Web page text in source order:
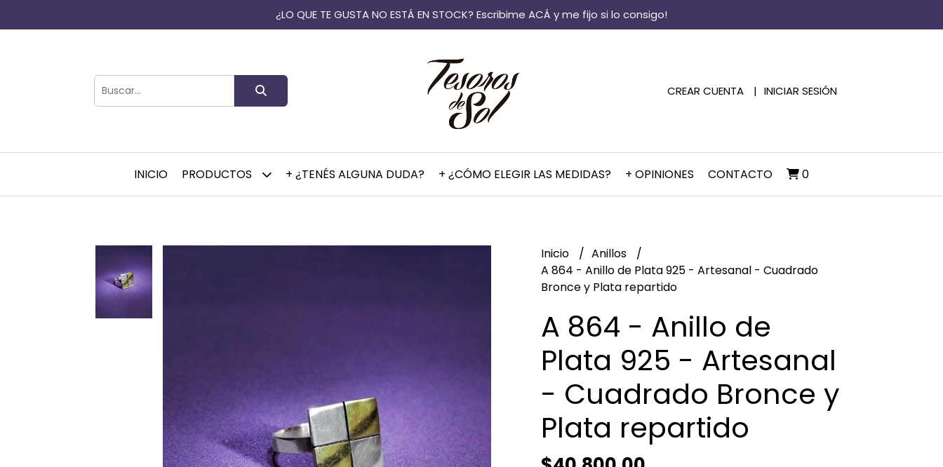
¿LO QUE TE GUSTA NO ESTÁ EN STOCK? Escribime ACÁ y me fijo si lo consigo!
CREAR CUENTA INICIAR SESIÓN
INICIO PRODUCTOS + ¿TENÉS ALGUNA DUDA? + ¿CÓMO ELEGIR LAS MEDIDAS? + OPINIONES CONTACTO 0
Inicio
Anillos
A 864 - Anillo de Plata 925 - Artesanal - Cuadrado
Bronce y Plata repartido
A 864 - Anillo de
Plata 925 - Artesanal
- Cuadrado Bronce y
Plata repartido